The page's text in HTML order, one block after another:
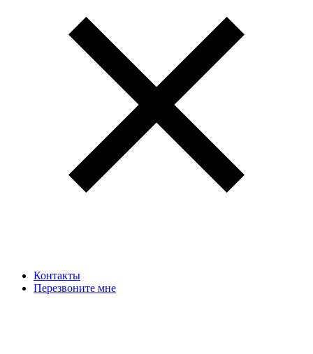
Контакты
Перезвоните мне